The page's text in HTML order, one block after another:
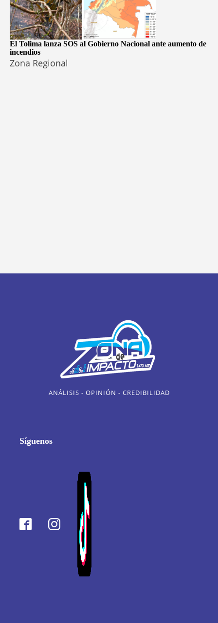
El Tolima lanza SOS al Gobierno Nacional ante aumento de
incendios
Zona Regional
ANÁLISIS - OPINIÓN - CREDIBILIDAD
Síguenos